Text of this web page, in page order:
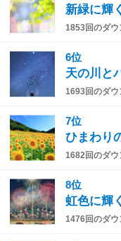
新緑に輝
1853回のダウ
6位
天の川と
1693回のダウ
7位
ひまわり
1682回のダウ
8位
虹色に輝
1476回のダウ